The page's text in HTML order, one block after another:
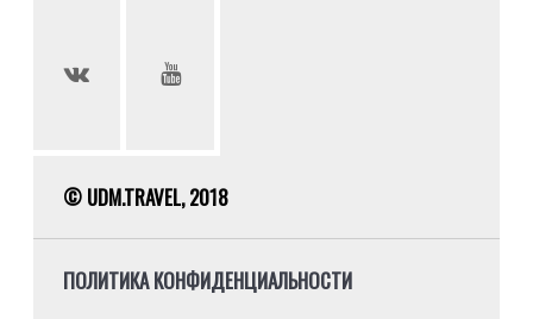
© UDM.TRAVEL, 2018
ПОЛИТИКА КОНФИДЕНЦИАЛЬНОСТИ